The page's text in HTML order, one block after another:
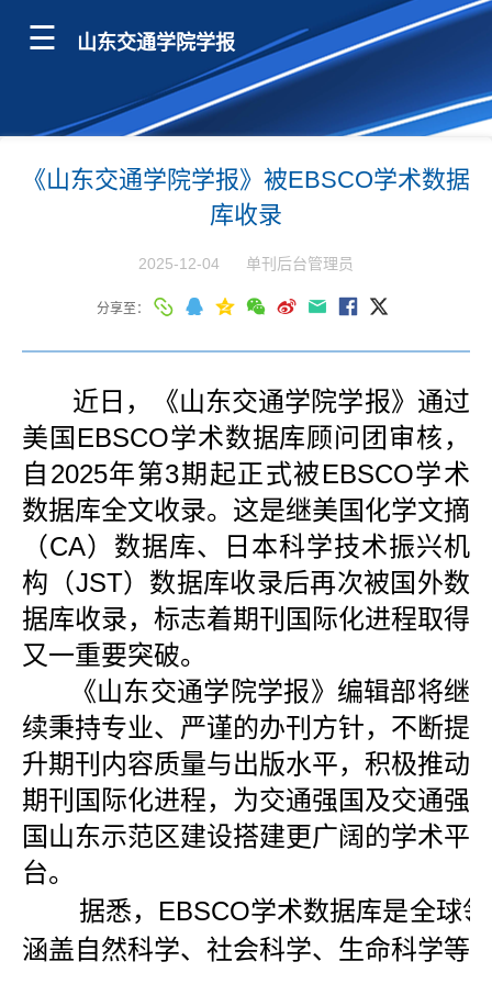
山东交通学院学报
《山东交通学院学报》被EBSCO学术数据
库收录
2025-12-04 单刊后台管理员
分享至：
近日，《山东交通学院学报》通过
美国EBSCO学术数据库顾问团审核，
自2025年第3期起正式被EBSCO学术
数据库全文收录。这是继美国化学文摘
（CA）数据库、日本科学技术振兴机
构（JST）数据库收录后再次被国外数
据库收录，标志着期刊国际化进程取得
又一重要突破。
《山东交通学院学报》编辑部将继
续秉持专业、严谨的办刊方针，不断提
升期刊内容质量与出版水平，积极推动
期刊国际化进程，为交通强国及交通强
国山东示范区建设搭建更广阔的学术平
台。
据悉，EBSCO学术数据库是全球
涵盖自然科学、社会科学、生命科学等